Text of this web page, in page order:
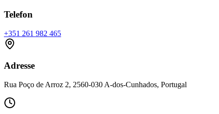
Telefon
+351 261 982 465
Adresse
Rua Poço de Arroz 2, 2560-030 A-dos-Cunhados, Portugal